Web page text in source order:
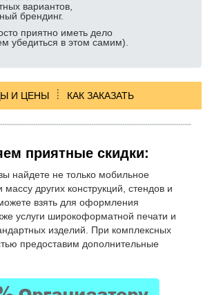
печать и изделия
баннерами
стенда
регистрации
и семинаров
оборудования
вариантов,
брендинг.
приятно иметь дело
убедиться в этом самим).
И ЦЕНЫ КАК ЗАКАЗАТЬ
приятные скидки:
найдете не только мобильное
других конструкций, стендов и
взять для оформления
услуги широкоформатной печати и
изделий. При комплексных
предоставим дополнительные